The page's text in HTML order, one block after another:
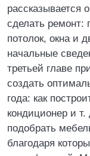
рассказывается
сделать ремонт:
потолок, окна и
начальные
третьей главе
создать
года: как
кондиционер и т.
подобрать
благодаря